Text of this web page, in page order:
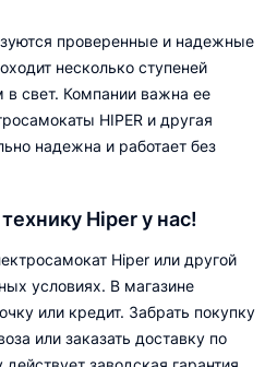
проверенные и надежные
несколько ступеней
в свет. Компании важна ее
HIPER и другая
надежна и работает без
Hiper у нас!
Hiper или другой
условиях. В магазине
или кредит. Забрать покупку
или заказать доставку по